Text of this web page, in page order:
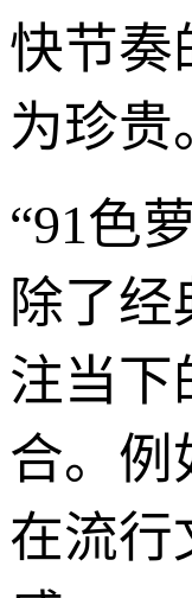
快节奏
为珍贵
“91色
除了
注当下
合。例
在流行